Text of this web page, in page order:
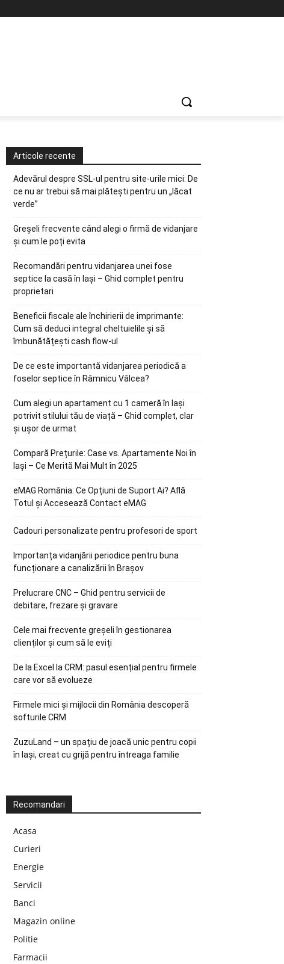
Articole recente
Adevărul despre SSL-ul pentru site-urile mici: De
ce nu ar trebui să mai plătești pentru un „lăcat
verde”
Greșeli frecvente când alegi o firmă de vidanjare
și cum le poți evita
Recomandări pentru vidanjarea unei fose
septice la casă în Iași – Ghid complet pentru
proprietari
Beneficii fiscale ale închirierii de imprimante:
Cum să deduci integral cheltuielile și să
îmbunătățești cash flow-ul
De ce este importantă vidanjarea periodică a
foselor septice în Râmnicu Vâlcea?
Cum alegi un apartament cu 1 cameră în Iași
potrivit stilului tău de viață – Ghid complet, clar
și ușor de urmat
Compară Prețurile: Case vs. Apartamente Noi în
Iași – Ce Merită Mai Mult în 2025
eMAG România: Ce Opțiuni de Suport Ai? Află
Totul și Accesează Contact eMAG
Cadouri personalizate pentru profesori de sport
Importanța vidanjării periodice pentru buna
funcționare a canalizării în Brașov
Prelucrare CNC – Ghid pentru servicii de
debitare, frezare și gravare
Cele mai frecvente greșeli în gestionarea
clienților și cum să le eviți
De la Excel la CRM: pasul esențial pentru firmele
care vor să evolueze
Firmele mici și mijlocii din România descoperă
softurile CRM
ZuzuLand – un spațiu de joacă unic pentru copii
în Iași, creat cu grijă pentru întreaga familie
Recomandari
Acasa
Curieri
Energie
Servicii
Banci
Magazin online
Politie
Farmacii